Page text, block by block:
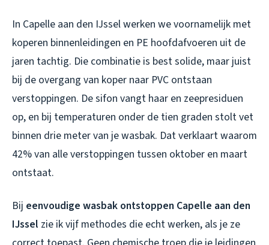
In Capelle aan den IJssel werken we voornamelijk met
koperen binnenleidingen en PE hoofdafvoeren uit de
jaren tachtig. Die combinatie is best solide, maar juist
bij de overgang van koper naar PVC ontstaan
verstoppingen. De sifon vangt haar en zeepresiduen
op, en bij temperaturen onder de tien graden stolt vet
binnen drie meter van je wasbak. Dat verklaart waarom
42% van alle verstoppingen tussen oktober en maart
ontstaat.
Bij eenvoudige wasbak ontstoppen Capelle aan den
IJssel zie ik vijf methodes die echt werken, als je ze